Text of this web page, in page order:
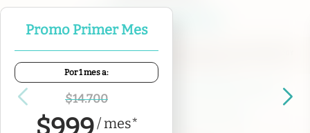
Promo Primer Mes
Por 1 mes a:
$14.700
/mes*
Portal de Proveedores